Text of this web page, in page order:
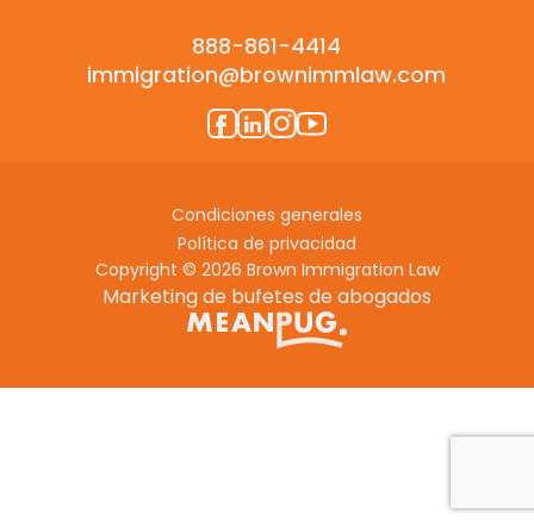
888-861-4414
immigration@brownimmlaw.com
Copyright © 2026 Brown Immigration Law
Condiciones generales
Política de privacidad
Marketing de bufetes de abogados